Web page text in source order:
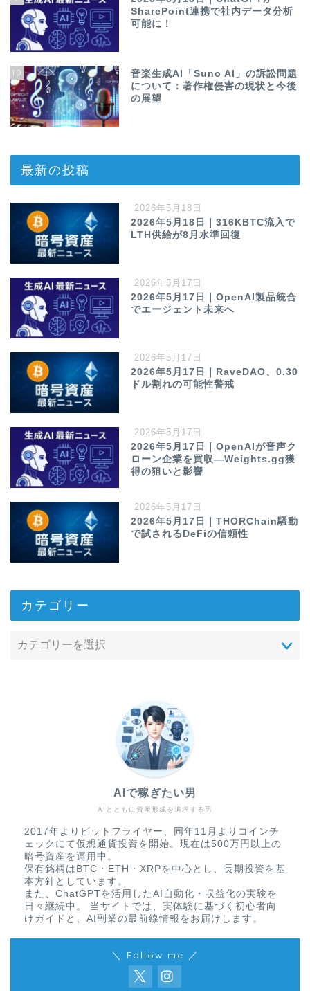
SharePoint連携で社内データ分析
可能に！
10
音楽生成AI「Suno AI」の訴訟問題
について：著作権侵害の現状と今後
の展望
最新の投稿
2026年5月18日
2026年5月18日｜316KBTC流入で
LTH供給が8月水準回復
2026年5月17日
2026年5月17日｜OpenAI製品統合
でエージェント未来へ
2026年5月17日
2026年5月17日｜RaveDAO、0.30
ドル割れの可能性警戒
2026年5月17日
2026年5月17日｜OpenAIが音声ク
ローン企業を買収—Weights.gg獲
得の狙いと影響
2026年5月17日
2026年5月17日｜THORChain騒動
で試されるDeFiの信頼性
カテゴリー
AIとともに資産形成を追求する男
AIで稼ぎたい男
2017年よりビットフライヤー、同年11月よりコインチ
ェックにて仮想通貨投資を開始。現在は500万円以上の
暗号資産を運用中。
保有銘柄はBTC・ETH・XRPを中心とし、長期投資を基
本方針としています。
また、ChatGPTを活用したAI自動化・収益化の実験を
日々継続中。 当サイトでは、実体験に基づく初心者向
けガイドと、AI副業の最前線情報をお届けします。
＼ Follow me ／